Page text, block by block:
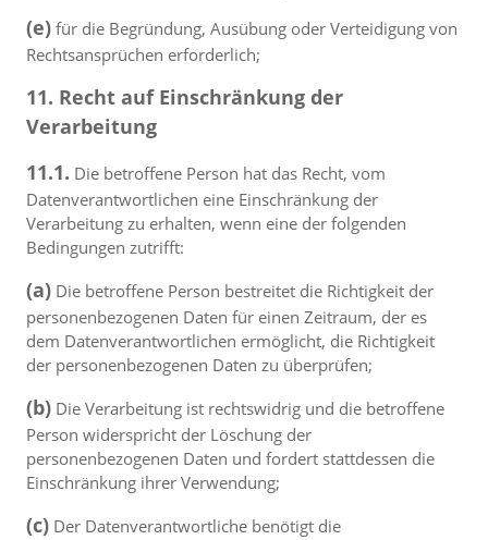
(e) für die Begründung, Ausübung oder Verteidigung von
Rechtsansprüchen erforderlich;
11. Recht auf Einschränkung der
Verarbeitung
11.1. Die betroffene Person hat das Recht, vom
Datenverantwortlichen eine Einschränkung der
Verarbeitung zu erhalten, wenn eine der folgenden
Bedingungen zutrifft:
(a) Die betroffene Person bestreitet die Richtigkeit der
personenbezogenen Daten für einen Zeitraum, der es
dem Datenverantwortlichen ermöglicht, die Richtigkeit
der personenbezogenen Daten zu überprüfen;
(b) Die Verarbeitung ist rechtswidrig und die betroffene
Person widerspricht der Löschung der
personenbezogenen Daten und fordert stattdessen die
Einschränkung ihrer Verwendung;
(c) Der Datenverantwortliche benötigt die